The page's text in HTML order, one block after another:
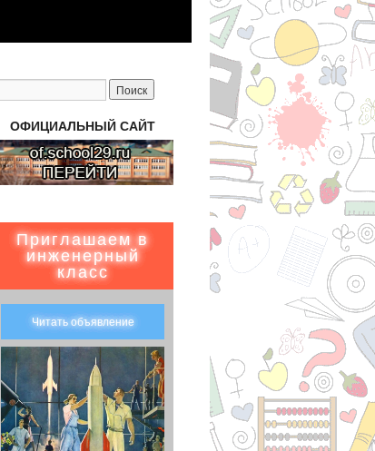
ОФИЦИАЛЬНЫЙ САЙТ
Приглашаем в
инженерный
класс
Читать объявление